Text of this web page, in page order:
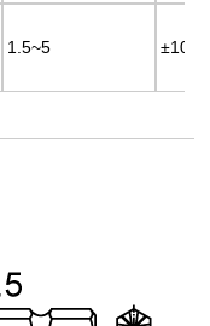
1.5~5 ±10%
1.5~5 ±10%